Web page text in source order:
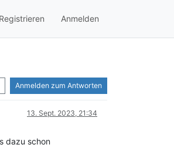
Registrieren Anmelden
Anmelden zum Antworten
13. Sept. 2023, 21:34
dazu schon